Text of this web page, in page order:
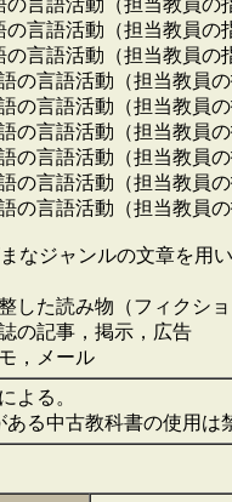
言語活動（担当教員の
言語活動（担当教員の
言語活動（担当教員の
の言語活動（担当教員
の言語活動（担当教員
の言語活動（担当教員
の言語活動（担当教員
の言語活動（担当教員
の言語活動（担当教員
なジャンルの文章を用
した読み物（フィクシ
の記事，掲示，広告
，メール
よる。
ある中古教科書の使用は